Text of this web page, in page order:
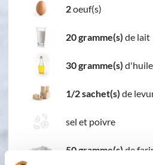
2oeuf(s)
20 gramme(s) de lait
30 gramme(s) d'huile
1/2 sachet(s) de
sel et poivre
50 gramme(s) de